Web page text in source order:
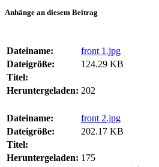
Anhänge an diesem Beitrag
Dateiname:
front 1.jpg
Dateigröße:
124.29 KB
Titel:
Heruntergeladen: 202
Dateiname:
front 2.jpg
Dateigröße:
202.17 KB
Titel:
Heruntergeladen: 175